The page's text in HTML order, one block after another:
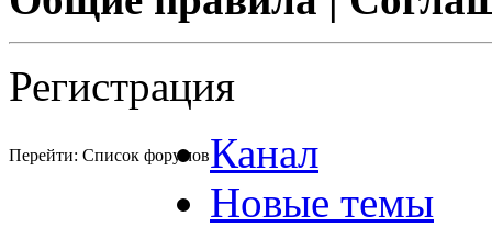
Регистрация
Перейти: Список форумовКанал
Новые темы